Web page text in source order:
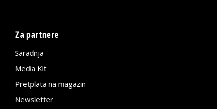
Za partnere
Saradnja
Media Kit
Pretplata na magazin
Newsletter